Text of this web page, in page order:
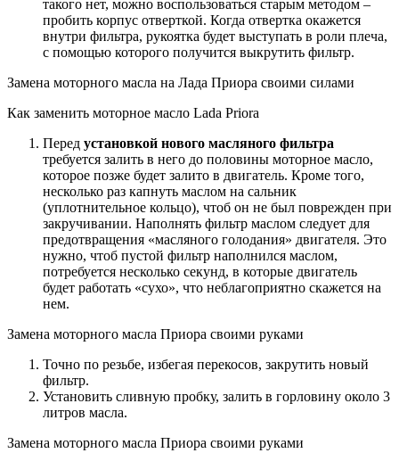
такого нет, можно воспользоваться старым методом –
пробить корпус отверткой. Когда отвертка окажется
внутри фильтра, рукоятка будет выступать в роли плеча,
с помощью которого получится выкрутить фильтр.
Замена моторного масла на Лада Приора своими силами
Как заменить моторное масло Lada Priora
Перед установкой нового масляного фильтра
требуется залить в него до половины моторное масло,
которое позже будет залито в двигатель. Кроме того,
несколько раз капнуть маслом на сальник
(уплотнительное кольцо), чтоб он не был поврежден при
закручивании. Наполнять фильтр маслом следует для
предотвращения «масляного голодания» двигателя. Это
нужно, чтоб пустой фильтр наполнился маслом,
потребуется несколько секунд, в которые двигатель
будет работать «сухо», что неблагоприятно скажется на
нем.
Замена моторного масла Приора своими руками
Точно по резьбе, избегая перекосов, закрутить новый
фильтр.
Установить сливную пробку, залить в горловину около 3
литров масла.
Замена моторного масла Приора своими руками